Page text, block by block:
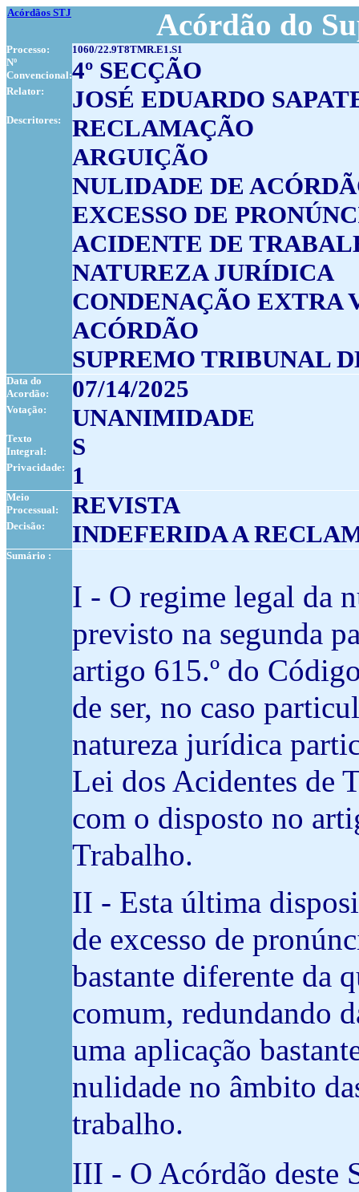
Acórdãos STJ Acórdão do
Processo:
1060/22.9T8TMR.E1.S1
Nº
Convencional:4º SECÇÃO
Relator: JOSÉ EDUARDO
Descritores:
RECLAMAÇÃO
ARGUIÇÃO
NULIDADE DE
EXCESSO DE
ACIDENTE DE
NATUREZA JURÍDICA
CONDENAÇÃO EXTRA
ACÓRDÃO
SUPREMO TRIBUNAL
Data do
Acordão:
07/14/2025
Votação: UNANIMIDADE
Texto
Integral:
S
Privacidade: 1
Meio
Processual:
REVISTA
Decisão: INDEFERIDA A
Sumário :
I - O regime legal da
previsto na segunda
artigo 615.º do
de ser, no caso
natureza jurídica
Lei dos Acidentes de
com o disposto no
Trabalho.
II - Esta última
de excesso de
bastante diferente da
comum, redundando
uma aplicação
nulidade no âmbito
trabalho.
III - O Acórdão deste